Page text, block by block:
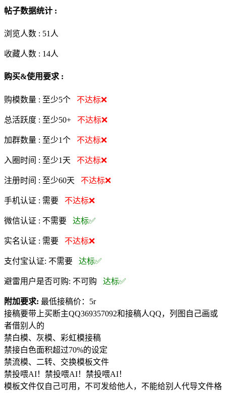
帖子数据统计 :
浏览人数 : 51人
收藏人数 : 14人
购买&使用要求 :
购模数量 : 至少5个 不达标❌
总活跃度 : 至少50+ 不达标❌
加群数量 : 至少1个 不达标❌
入圈时间 : 至少1天 不达标❌
注册时间 : 至少60天 不达标❌
手机认证 : 需要 不达标❌
微信认证 : 不需要 达标✅
实名认证 : 需要 不达标❌
支付宝认证: 不需要 达标✅
避雷用户是否可购: 不可购 达标✅
附加要求: 最低接稿价：5r
接稿要带上买断主QQ369357092和接稿人QQ，列图自己画或
者借别人的
禁白模、灰模、彩虹模接稿
禁接白色面积超过70%的设定
禁流模、二转、交换模板文件
禁投喂AI！禁投喂AI！禁投喂AI！
模板文件仅自己可用，不可发给他人，不能给别人代导文件格